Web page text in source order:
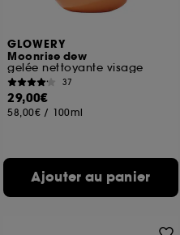
GLOWERY
Moonrise dew
gelée nettoyante visage
37
29,00€
58,00€ / 100ml
Ajouter au panier